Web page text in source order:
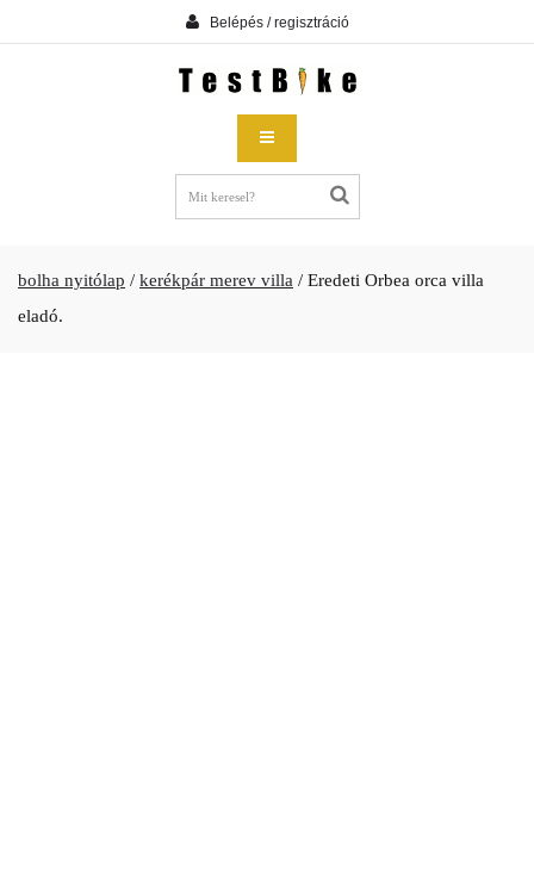
Belépés / regisztráció
bolha nyitólap / kerékpár merev villa / Eredeti Orbea orca villa
eladó.